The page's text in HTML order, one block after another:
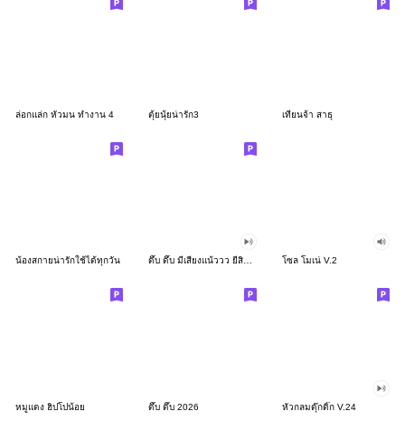
ล่อกแล่ก หัวมน ทำงาน 4 ตุ้ยนุ้ยน่ารัก3 เทียนจ้า สาธุ
น้องสกายน่ารักใช้ได้ทุกวัน ดึ๊บ ดึ๊บ มีเสียงแน้ววว ยี่สิบสอง โซล โมเน่ V.2
หมูแดง ฮิปโปน้อย ดึ๊บ ดึ๊บ 2026 หัวกลมดุ๊กดิ๊ก V.24